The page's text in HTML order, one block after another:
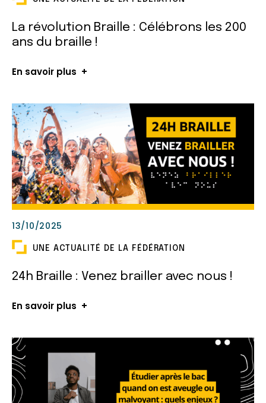
La révolution Braille : Célébrons les 200
ans du braille !
En savoir plus
24h Braille : Venez brailler avec nous !
13/10/2025
UNE ACTUALITÉ DE LA FÉDÉRATION
En savoir plus